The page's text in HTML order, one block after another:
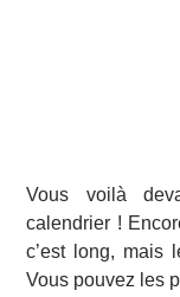
Vous voilà
calendrier !
c’est long, mais
Vous pouvez les